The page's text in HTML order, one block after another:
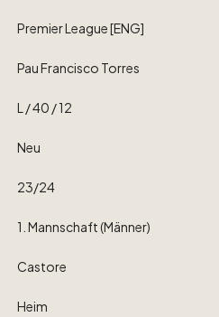
PremierLeague[ENG]
PauFrancisco Torres
L ​/​40 ​/​12
Neu
23​/​24
1. Mannschaft(Männer)
Castore
Heim